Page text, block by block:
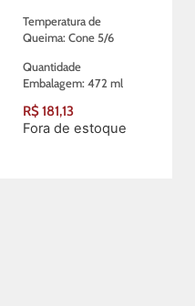
Temperatura de
Queima: Cone 5/6
Quantidade
Embalagem: 472 ml
R$181,13
Fora de estoque